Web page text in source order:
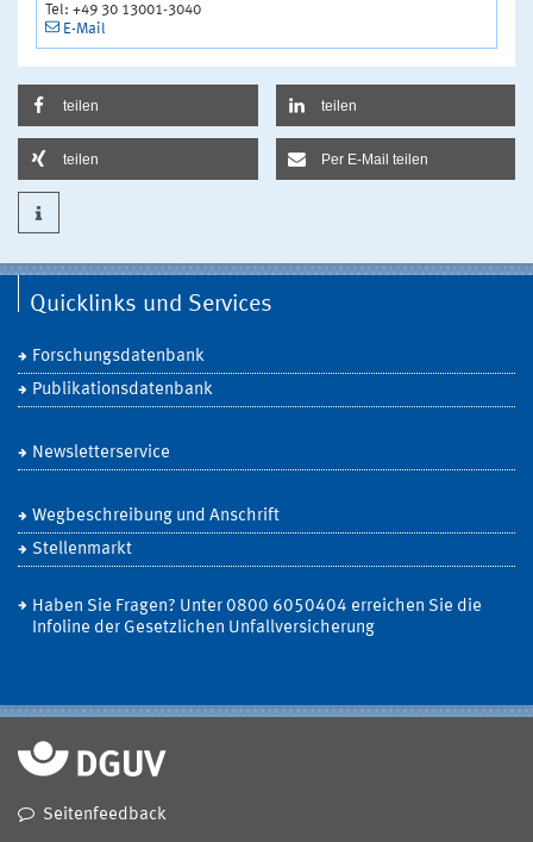
Tel: +49 30 13001-3040
E-Mail
teilen teilen
teilen Per E-Mail teilen
Quicklinks und Services
Forschungsdatenbank
Publikationsdatenbank
Newsletterservice
Wegbeschreibung und Anschrift
Stellenmarkt
Haben Sie Fragen? Unter 0800 6050404 erreichen Sie die
Infoline der Gesetzlichen Unfallversicherung
Seitenfeedback